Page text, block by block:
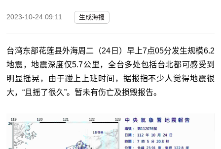
2023-10-24 09:11 生成海报
台湾东部花莲县外海周二（24日）早上7点05分发生规模6.2
地震，地震深度仅5.7公里，全台多处包括台北都可感受到
明显摇晃，由于踫上上班时间，据报指不少人觉得地震很
大，“且摇了很久”。暂未有伤亡及损毁报告。